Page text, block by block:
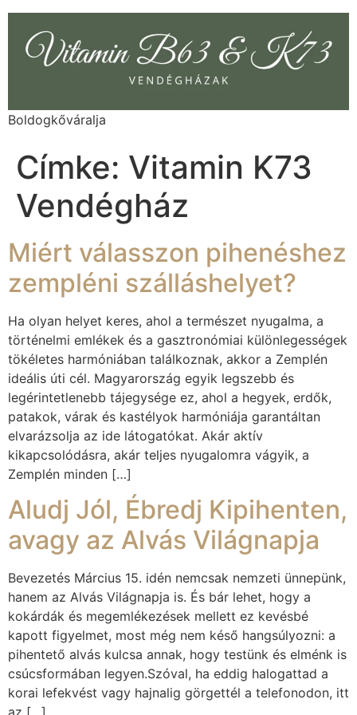
Boldogkőváralja
Címke: Vitamin K73
Vendégház
Miért válasszon pihenéshez
zempléni szálláshelyet?
Ha olyan helyet keres, ahol a természet nyugalma, a
történelmi emlékek és a gasztronómiai különlegességek
tökéletes harmóniában találkoznak, akkor a Zemplén
ideális úti cél. Magyarország egyik legszebb és
legérintetlenebb tájegysége ez, ahol a hegyek, erdők,
patakok, várak és kastélyok harmóniája garantáltan
elvarázsolja az ide látogatókat. Akár aktív
kikapcsolódásra, akár teljes nyugalomra vágyik, a
Zemplén minden […]
Aludj Jól, Ébredj Kipihenten,
avagy az Alvás Világnapja
Bevezetés Március 15. idén nemcsak nemzeti ünnepünk,
hanem az Alvás Világnapja is. És bár lehet, hogy a
kokárdák és megemlékezések mellett ez kevésbé
kapott figyelmet, most még nem késő hangsúlyozni: a
pihentető alvás kulcsa annak, hogy testünk és elménk is
csúcsformában legyen.Szóval, ha eddig halogattad a
korai lefekvést vagy hajnalig görgettél a telefonodon, itt